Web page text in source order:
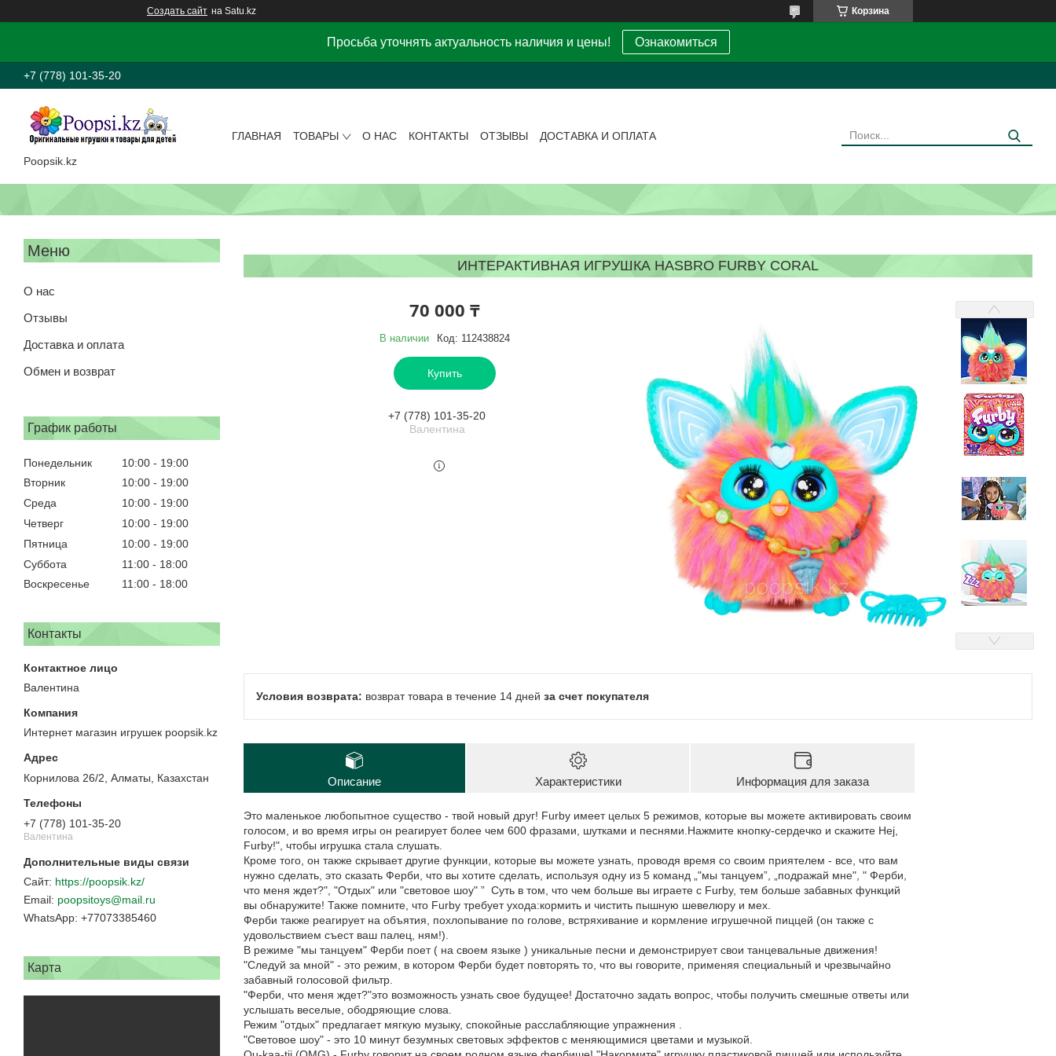
Создать сайт на Satu.kz Корзина
Просьба уточнять актуальность наличия и цены! Ознакомиться
+7 (778) 101-35-20
Poopsik.kz
ГЛАВНАЯ ТОВАРЫ О НАС КОНТАКТЫ ОТЗЫВЫ ДОСТАВКА И ОПЛАТА
О нас
Отзывы
Доставка и оплата
Обмен и возврат
График работы
Понедельник 10:00
19:00
Вторник
10:00
19:00
Среда
10:00
19:00
Четверг
10:00
19:00
Пятница
10:00
19:00
Суббота
11:00
18:00
Воскресенье
11:00 18:00
Контакты
Валентина
Интернет магазин игрушек poopsik.kz
Корнилова 26/2, Алматы, Казахстан
+7 (778) 101-35-20
Валентина
https://poopsik.kz/
poopsitoys@mail.ru
+77073385460
Карта
ИНТЕРАКТИВНАЯ ИГРУШКА HASBRO FURBY CORAL
70 000 ₸
В наличии Код: 112438824
Купить
+7 (778) 101-35-20
Валентина
возврат товара в течение 14 дней за счет покупателя
Описание Характеристики Информация для заказа
Это маленькое любопытное существо - твой новый друг! Furby имеет целых 5 режимов, которые вы можете активировать своим
голосом, и во время игры он реагирует более чем 600 фразами, шутками и песнями.Нажмите кнопку-сердечко и скажите Hej,
Furby!", чтобы игрушка стала слушать.
Кроме того, он также скрывает другие функции, которые вы можете узнать, проводя время со своим приятелем - все, что вам
нужно сделать, это сказать Ферби, что вы хотите сделать, используя одну из 5 команд „"мы танцуем”, „подражай мне", " Ферби,
что меня ждет?", "Отдых" или "световое шоу" ” Суть в том, что чем больше вы играете с Furby, тем больше забавных функций
вы обнаружите! Также помните, что Furby требует ухода:кормить и чистить пышную шевелюру и мех.
Ферби также реагирует на объятия, похлопывание по голове, встряхивание и кормление игрушечной пиццей (он также с
удовольствием cъест ваш палец, ням!).
В режиме "мы танцуем" Ферби поет ( на своем языке ) уникальные песни и демонстрирует свои танцевальные движения!
"Следуй за мной" - это режим, в котором Ферби будет повторять то, что вы говорите, применяя специальный и чрезвычайно
забавный голосовой фильтр.
"Ферби, что меня ждет?"это возможность узнать свое будущее! Достаточно задать вопрос, чтобы получить смешные ответы или
услышать веселые, ободряющие слова.
Режим "отдых" предлагает мягкую музыку, спокойные расслабляющие упражнения .
"Световое шоу" - это 10 минут безумных световых эффектов с меняющимися цветами и музыкой.